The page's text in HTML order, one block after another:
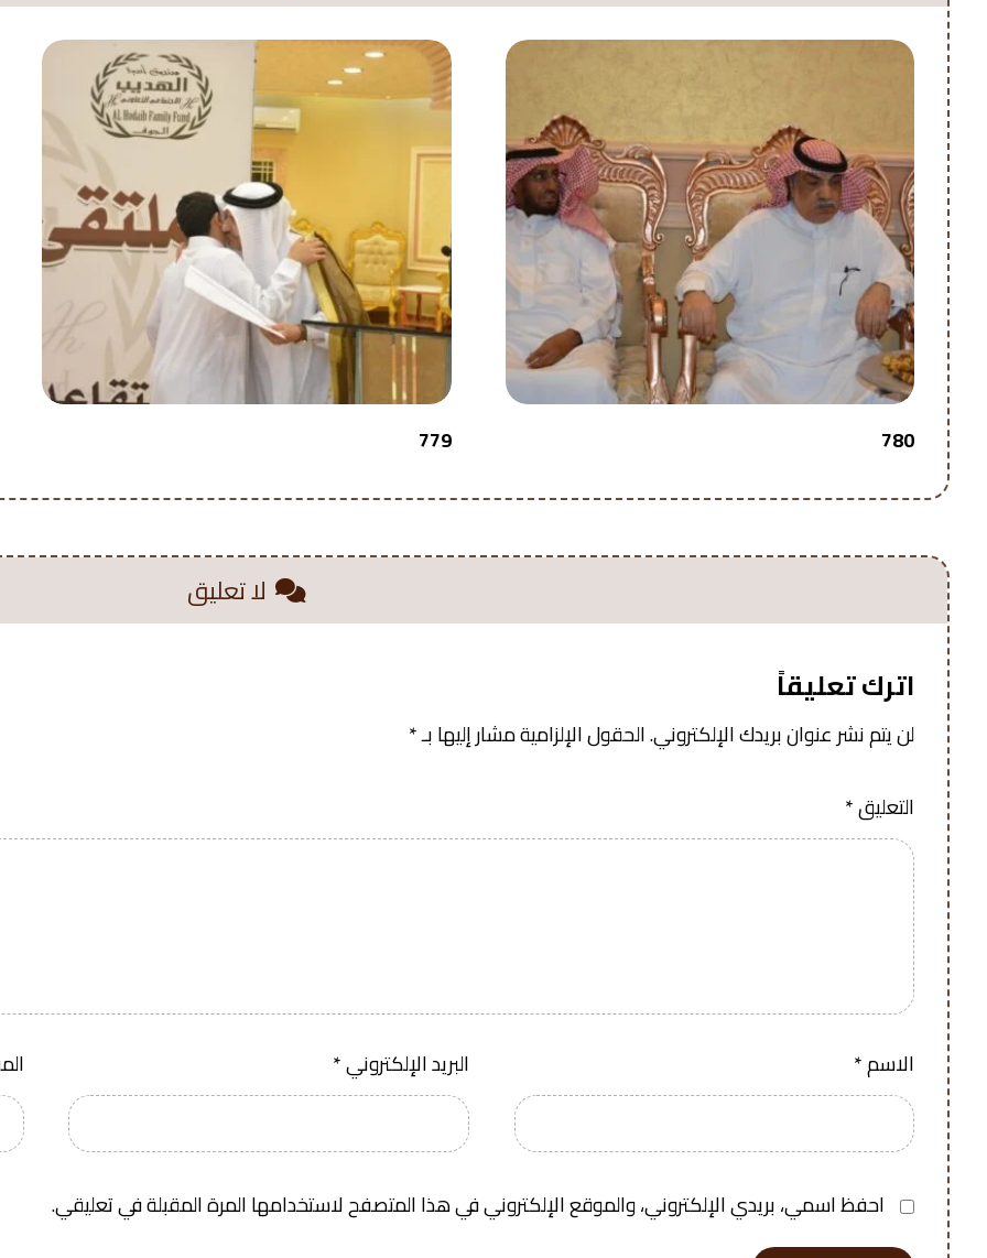
780
779
لا تعليق
اترك تعليقاً
لن يتم نشر عنوان بريدك الإلكتروني.الحقول الإلزامية مشار إليها بـ*
التعليق*
الاسم* البريد الإلكتروني*
احفظ اسمي، بريدي الإلكتروني، والموقع الإلكتروني في هذا المتصفح لاستخدامها المرة المقبلة في تعليقي.